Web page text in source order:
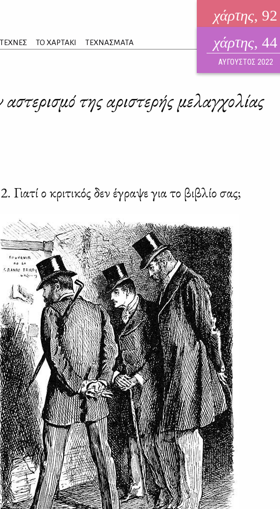
ΤΕΧΝΕΣ ΤΟ ΧΑΡΤΑΚΙ ΤΕΧΝΑΣΜΑΤΑ
χάρτης, 92
ηλεκτρονικό περιοδικό
ΑΥΓΟΥΣΤΟΣ 2026
χάρτης, 44
ΑΥΓΟΥΣΤΟΣ 2022
της αριστερής μελαγχολίας
Γιατί ο κριτικός δεν έγραψε για το βιβλίο σας;